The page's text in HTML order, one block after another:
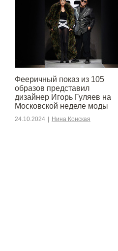
Фееричный показ из 105
образов представил
дизайнер Игорь Гуляев на
Московской неделе моды
24.10.2024 Нина Конская